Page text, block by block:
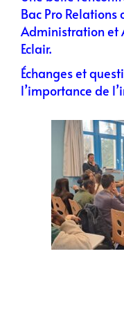
Bac Pro
Administration et
Eclair.
Échanges et
l’importance de